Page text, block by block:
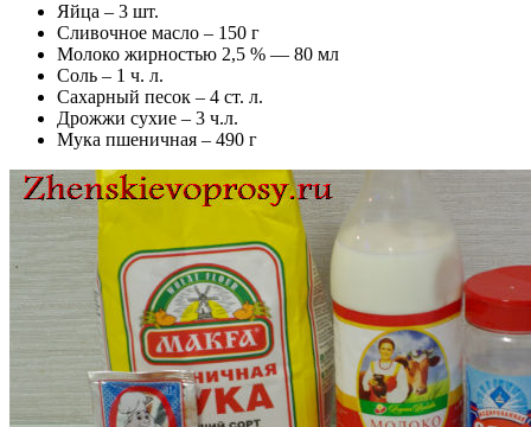
Яйца – 3 шт.
Сливочное масло – 150 г
Молоко жирностью 2,5 % — 80 мл
Соль – 1 ч. л.
Сахарный песок – 4 ст. л.
Дрожжи сухие – 3 ч.л.
Мука пшеничная – 490 г